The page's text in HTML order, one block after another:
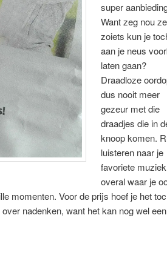
super
Want zeg nou
zoiets kun je
aan je neus
laten gaan?
Draadloze
dus nooit meer
gezeur met die
draadjes die in
knoop komen.
luisteren naar je
favoriete
overal waar je
momenten. Voor de prijs hoef je het
nadenken, want het kan nog wel